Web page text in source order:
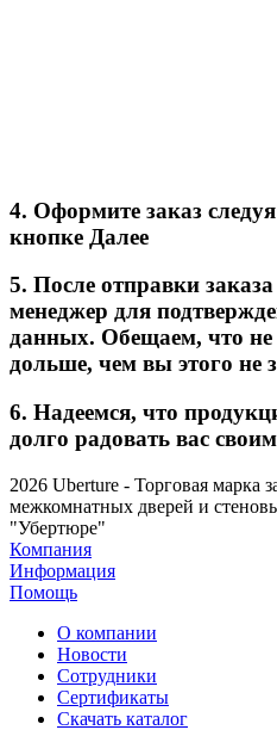
4. Оформите заказ
кнопке Далее
5. После отправки
менеджер для
данных. Обещаем, что не
дольше, чем вы этого не
6. Надеемся, что
долго радовать вас
2026 Uberture - Торговая марка
межкомнатных дверей и
"Убертюре"
Компания
Информация
Помощь
О компании
Новости
Сотрудники
Сертификаты
Скачать каталог